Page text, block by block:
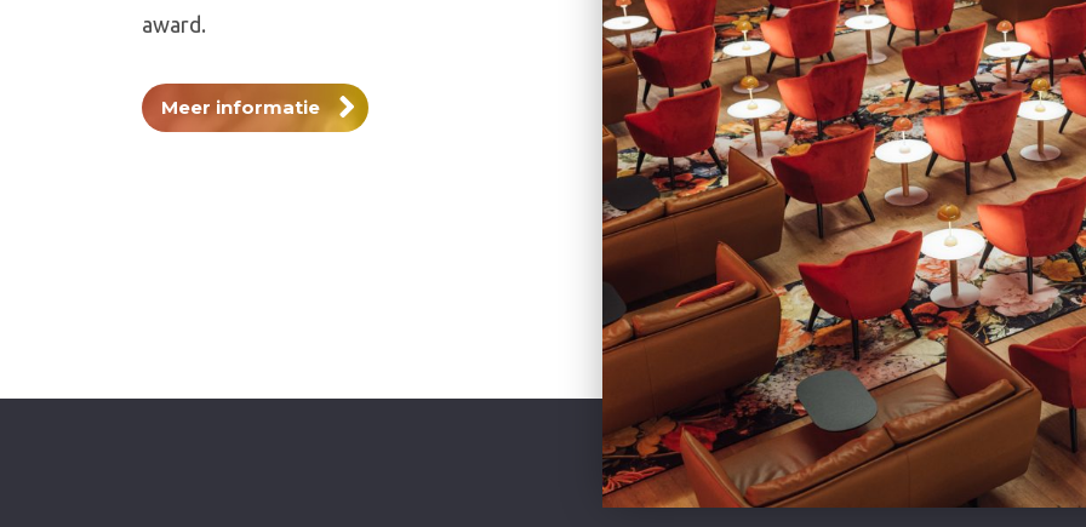
award.
Meer informatie